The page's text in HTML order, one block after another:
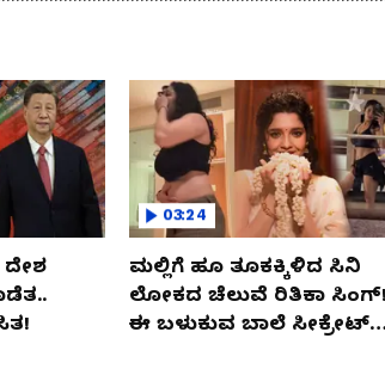
03:24
ಮಲ್ಲಿಗೆ ಹೂ ತೂಕಕ್ಕಿಳಿದ ಸಿನಿ
ಲೋಕದ ಚೆಲುವೆ ರಿತಿಕಾ ಸಿಂಗ್!‌
ಈ ಬಳುಕುವ ಬಾಲೆ ಸೀಕ್ರೇಟ್‌